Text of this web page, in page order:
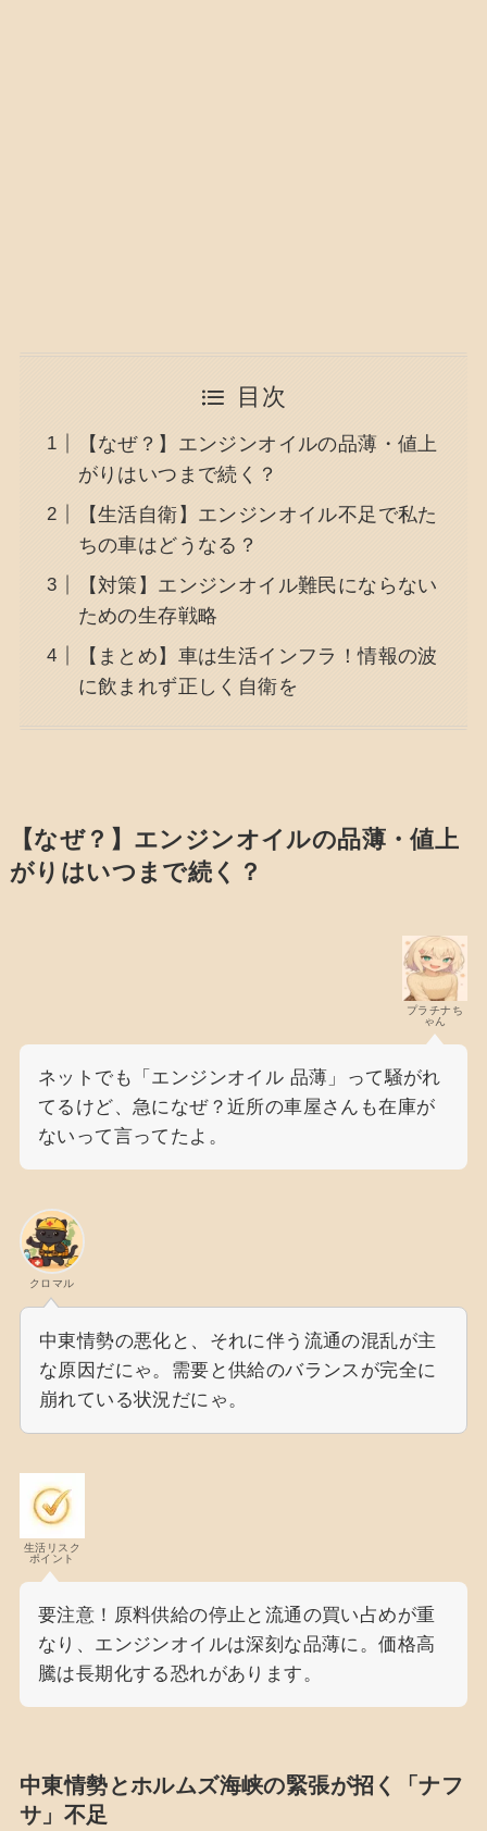
目次
【なぜ？】エンジンオイルの品薄・値上
がりはいつまで続く？
【生活自衛】エンジンオイル不足で私た
ちの車はどうなる？
【対策】エンジンオイル難民にならない
ための生存戦略
【まとめ】車は生活インフラ！情報の波
に飲まれず正しく自衛を
【なぜ？】エンジンオイルの品薄・値上
がりはいつまで続く？
プラチナち
ゃん
ネットでも「エンジンオイル 品薄」って騒がれ
てるけど、急になぜ？近所の車屋さんも在庫が
ないって言ってたよ。
クロマル
中東情勢の悪化と、それに伴う流通の混乱が主
な原因だにゃ。需要と供給のバランスが完全に
崩れている状況だにゃ。
生活リスク
ポイント
要注意！原料供給の停止と流通の買い占めが重
なり、エンジンオイルは深刻な品薄に。価格高
騰は長期化する恐れがあります。
中東情勢とホルムズ海峡の緊張が招く「ナフ
サ」不足